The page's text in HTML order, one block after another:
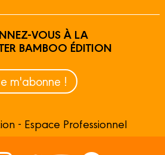
VOUS À LA
BAMBOO ÉDITION
m'abonne !
- Espace Professionnel